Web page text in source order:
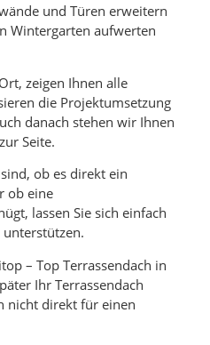
und Türen erweitern
Wintergarten aufwerten
zeigen Ihnen alle
die Projektumsetzung
danach stehen wir Ihnen
Seite.
ob es direkt ein
ob eine
lassen Sie sich einfach
– Top Terrassendach in
Ihr Terrassendach
nicht direkt für einen